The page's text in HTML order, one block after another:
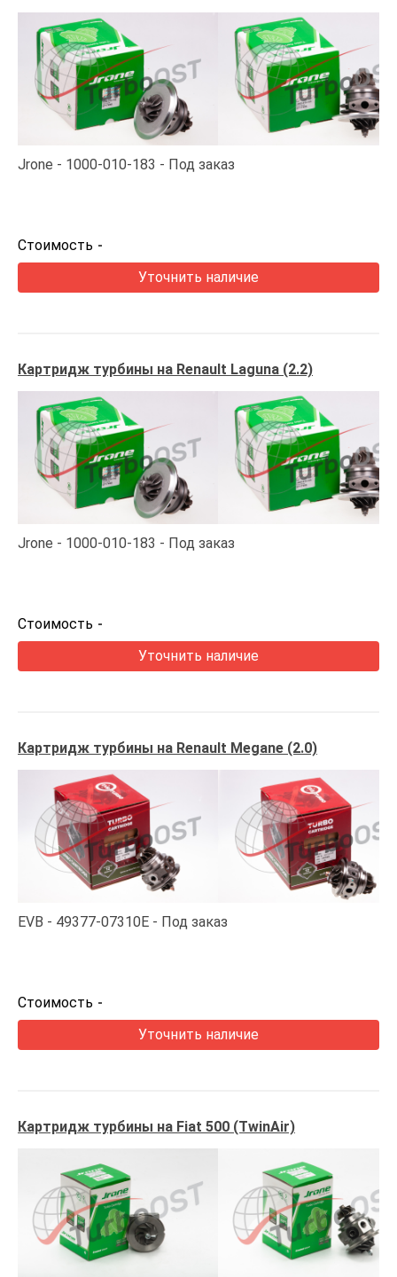
Jrone 1000-010-183 Под заказ
Стоимость -
Уточнить наличие
Картридж турбины на Renault Laguna (2.2)
Jrone 1000-010-183 Под заказ
Стоимость -
Уточнить наличие
Картридж турбины на Renault Megane (2.0)
EVB 49377-07310E Под заказ
Стоимость -
Уточнить наличие
Картридж турбины на Fiat 500 (TwinAir)